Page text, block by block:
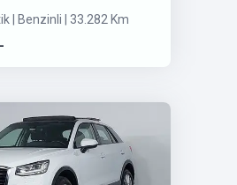
| Benzinli | 33.282 Km